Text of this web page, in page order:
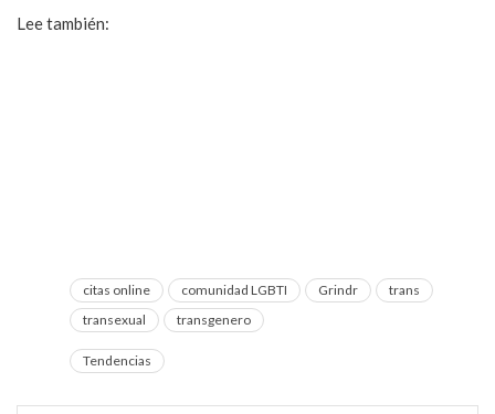
Lee también:
citas online comunidad LGBTI Grindr
trans
transexual
transgenero
Tendencias